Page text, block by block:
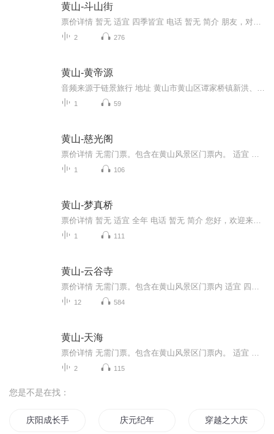
黄山-斗山街
2 276
黄山-黄帝源
1 59
黄山-慈光阁
1 106
黄山-梦真桥
1 111
黄山-云谷寺
12 584
黄山-天海
2 115
您是不是在找：
庆阳成长手札 庆元纪年 穿越之大庆帝国